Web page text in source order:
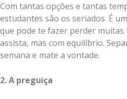
Com tantas opções e tantas
estudantes são os seriados. É
que pode te fazer perder muitas
assista, mas com equilíbrio.
semana e mate a vontade.
2. A preguiça